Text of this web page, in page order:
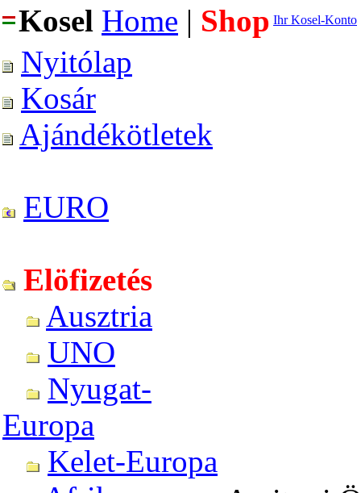
Kosel Home | Shop Ihr Kosel-Konto
Nyitólap
Kosár
Ajándékötletek
EURO
Elöfizetés
Ausztria
UNO
Nyugat-
Europa
Kelet-Europa